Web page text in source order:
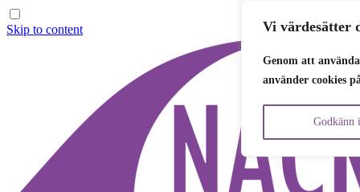
Vi värdesätter
Genom att
använder cookies
Godkänn
Skip to content